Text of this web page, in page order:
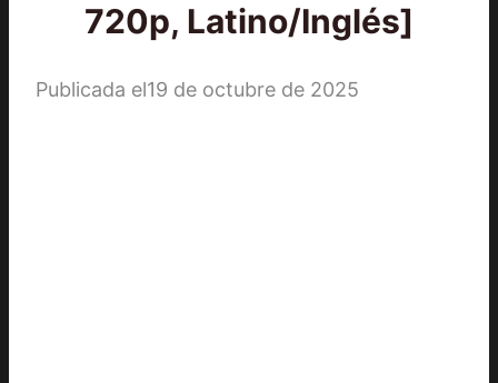
720p, Latino/Inglés]
Publicada el19 de octubre de 2025